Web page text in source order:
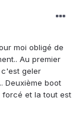
moi obligé de
Au premier
geler
Deuxième boot
forcé et la tout est